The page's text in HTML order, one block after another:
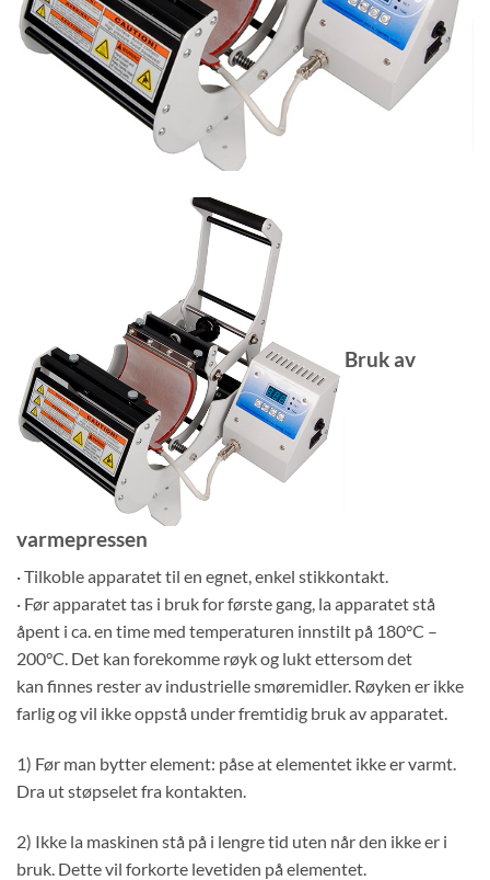
Bruk av
varmepressen
· Tilkoble apparatet til en egnet, enkel stikkontakt.
· Før apparatet tas i bruk for første gang, la apparatet stå
åpent i ca. en time med temperaturen innstilt på 180°C –
200°C. Det kan forekomme røyk og lukt ettersom det
kan finnes rester av industrielle smøremidler. Røyken er ikke
farlig og vil ikke oppstå under fremtidig bruk av apparatet.
1) Før man bytter element: påse at elementet ikke er varmt.
Dra ut støpselet fra kontakten.
2) Ikke la maskinen stå på i lengre tid uten når den ikke er i
bruk. Dette vil forkorte levetiden på elementet.